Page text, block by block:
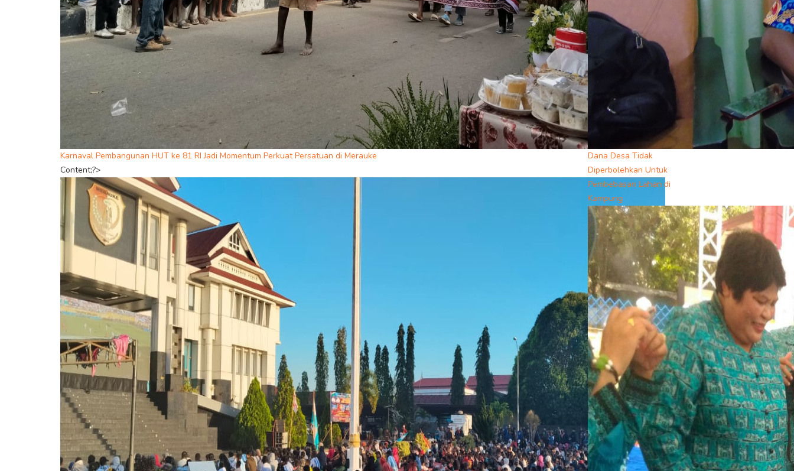
Karnaval Pembangunan HUT ke 81 RI Jadi Momentum Perkuat Persatuan di Merauke
Content;?>
Dana Desa Tidak
Diperbolehkan Untuk
Pembebasan Lahan di
Kampung